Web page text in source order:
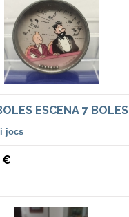
ESCENA 7 BOLES
jocs
€